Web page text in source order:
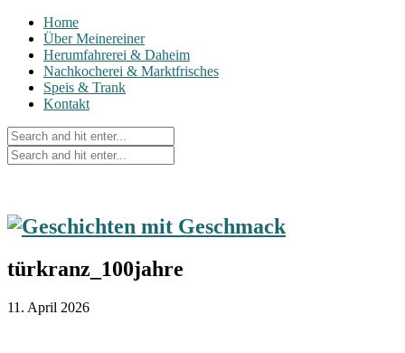
Home
Über Meinereiner
Herumfahrerei & Daheim
Nachkocherei & Marktfrisches
Speis & Trank
Kontakt
türkranz_100jahre
11. April 2026